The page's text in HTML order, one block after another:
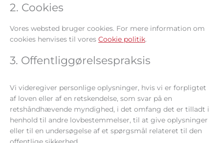
2. Cookies
Vores websted bruger cookies. For mere information om
cookies henvises til vores Cookie politik.
3. Offentliggørelsespraksis
Vi videregiver personlige oplysninger, hvis vi er forpligtet
af loven eller af en retskendelse, som svar på en
retshåndhævende myndighed, i det omfang det er tilladt i
henhold til andre lovbestemmelser, til at give oplysninger
eller til en undersøgelse af et spørgsmål relateret til den